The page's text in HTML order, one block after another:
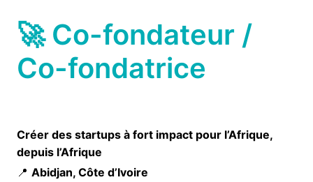
🚀 Co-fondateur /
Co-fondatrice
Créer des startups à fort impact pour l’Afrique,
depuis l’Afrique
📍 Abidjan, Côte d’Ivoire